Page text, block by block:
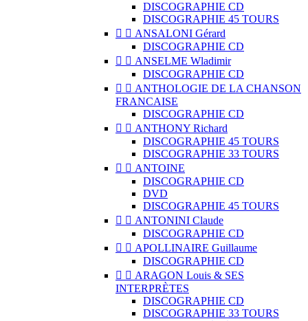
DISCOGRAPHIE CD
DISCOGRAPHIE 45 TOURS
  ANSALONI Gérard
DISCOGRAPHIE CD
  ANSELME Wladimir
DISCOGRAPHIE CD
  ANTHOLOGIE DE LA CHANSON
FRANCAISE
DISCOGRAPHIE CD
  ANTHONY Richard
DISCOGRAPHIE 45 TOURS
DISCOGRAPHIE 33 TOURS
  ANTOINE
DISCOGRAPHIE CD
DVD
DISCOGRAPHIE 45 TOURS
  ANTONINI Claude
DISCOGRAPHIE CD
  APOLLINAIRE Guillaume
DISCOGRAPHIE CD
  ARAGON Louis & SES
INTERPRÈTES
DISCOGRAPHIE CD
DISCOGRAPHIE 33 TOURS